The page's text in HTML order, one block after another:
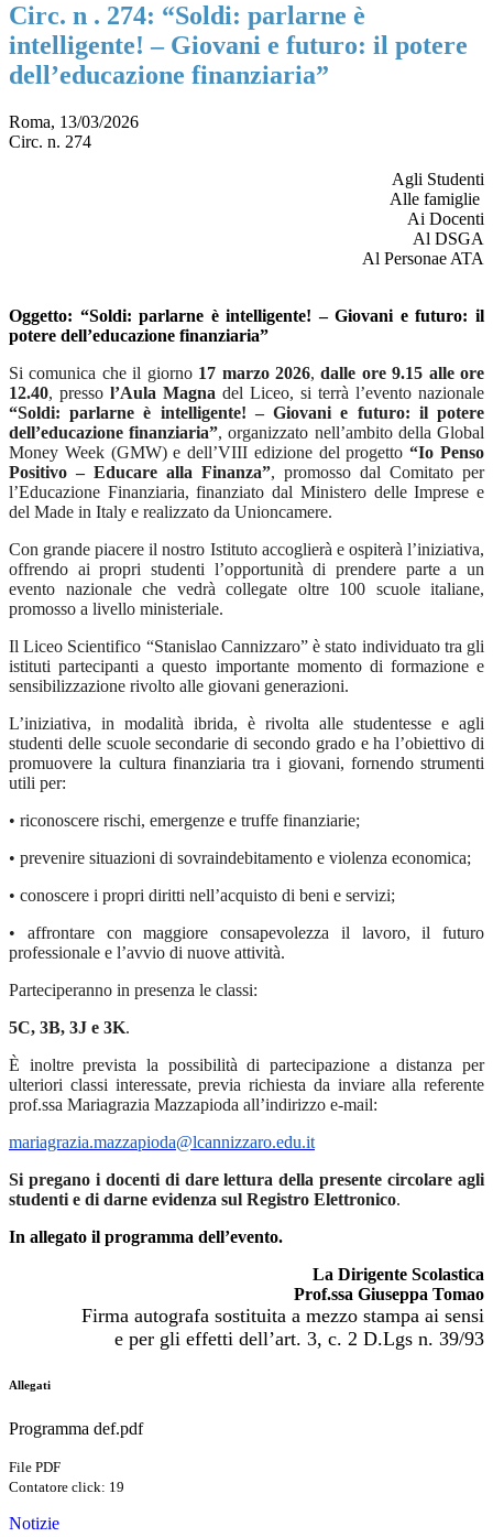
Circ. n . 274: “Soldi: parlarne è
intelligente! – Giovani e futuro: il potere
dell’educazione finanziaria”
Roma, 13/03/2026
Circ. n. 274
Agli Studenti
Alle famiglie
Ai Docenti
Al DSGA
Al Personae ATA
Oggetto: “Soldi: parlarne è intelligente! – Giovani e futuro: il
potere dell’educazione finanziaria”
Si comunica che il giorno 17 marzo 2026,dalle ore 9.15 alle ore
12.40, presso l’Aula Magna del Liceo, si terrà l’evento nazionale
“Soldi: parlarne è intelligente! – Giovani e futuro: il potere
dell’educazione finanziaria”, organizzato nell’ambito della Global
Money Week (GMW) e dell’VIII edizione del progetto“Io Penso
Positivo – Educare alla Finanza”, promosso dal Comitato per
l’Educazione Finanziaria, finanziato dal Ministero delle Imprese e
del Made in Italy e realizzato da Unioncamere.
Con grande piacere il nostro Istituto accoglierà e ospiterà l’iniziativa,
offrendo ai propri studenti l’opportunità di prendere parte a un
evento nazionale che vedrà collegate oltre 100 scuole italiane,
promosso a livello ministeriale.
Il Liceo Scientifico “Stanislao Cannizzaro” è stato individuato tra gli
istituti partecipanti a questo importante momento di formazione e
sensibilizzazione rivolto alle giovani generazioni.
L’iniziativa, in modalità ibrida, è rivolta alle studentesse e agli
studenti delle scuole secondarie di secondo grado e ha l’obiettivo di
promuovere la cultura finanziaria tra i giovani, fornendo strumenti
utili per:
• riconoscere rischi, emergenze e truffe finanziarie;
• prevenire situazioni di sovraindebitamento e violenza economica;
• conoscere i propri diritti nell’acquisto di beni e servizi;
• affrontare con maggiore consapevolezza il lavoro, il futuro
professionale e l’avvio di nuove attività.
Parteciperanno in presenza le classi:
5C, 3B, 3J e 3K.
È inoltre prevista la possibilità di partecipazione a distanza per
ulteriori classi interessate, previa richiesta da inviare alla referente
prof.ssa Mariagrazia Mazzapioda all’indirizzo e-mail:
mariagrazia.mazzapioda@lcannizzaro.edu.it
Si pregano i docenti di dare lettura della presente circolare agli
studenti e di darne evidenza sul Registro Elettronico.
In allegato il programma dell’evento.
La Dirigente Scolastica
Prof.ssa Giuseppa Tomao
Firma autografa sostituita a mezzo stampa ai sensi
e per gli effetti dell’art. 3, c. 2 D.Lgs n. 39/93
Allegati
Programma def.pdf
File PDF
Contatore click: 19
Notizie